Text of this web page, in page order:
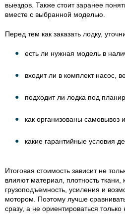
выездов. Также стоит заранее
вместе с выбранной моделью.
Перед тем как заказать лодку,
есть ли нужная модель в
входит ли в комплект насос,
подходит ли лодка под
как организованы самовывоз
какие гарантийные условия
Итоговая стоимость зависит не
влияют материал, плотность ткани,
грузоподъемность, усиления и
мотором. Поэтому лучше
сразу, а не ориентироваться